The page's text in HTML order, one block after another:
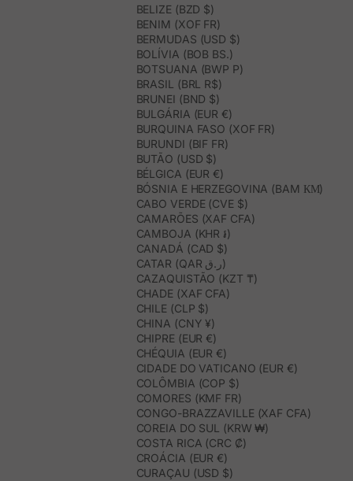
BELIZE (BZD $)
BENIM (XOF FR)
BERMUDAS (USD $)
BOLÍVIA (BOB BS.)
BOTSUANA (BWP P)
BRASIL (BRL R$)
BRUNEI (BND $)
BULGÁRIA (EUR €)
BURQUINA FASO (XOF FR)
BURUNDI (BIF FR)
BUTÃO (USD $)
BÉLGICA (EUR €)
BÓSNIA E HERZEGOVINA (BAM КМ)
CABO VERDE (CVE $)
CAMARÕES (XAF CFA)
CAMBOJA (KHR ៛)
CANADÁ (CAD $)
CATAR (QAR ر.ق)
CAZAQUISTÃO (KZT ₸)
CHADE (XAF CFA)
CHILE (CLP $)
CHINA (CNY ¥)
CHIPRE (EUR €)
CHÉQUIA (EUR €)
CIDADE DO VATICANO (EUR €)
COLÔMBIA (COP $)
COMORES (KMF FR)
CONGO-BRAZZAVILLE (XAF CFA)
COREIA DO SUL (KRW ₩)
COSTA RICA (CRC ₡)
CROÁCIA (EUR €)
CURAÇAU (USD $)